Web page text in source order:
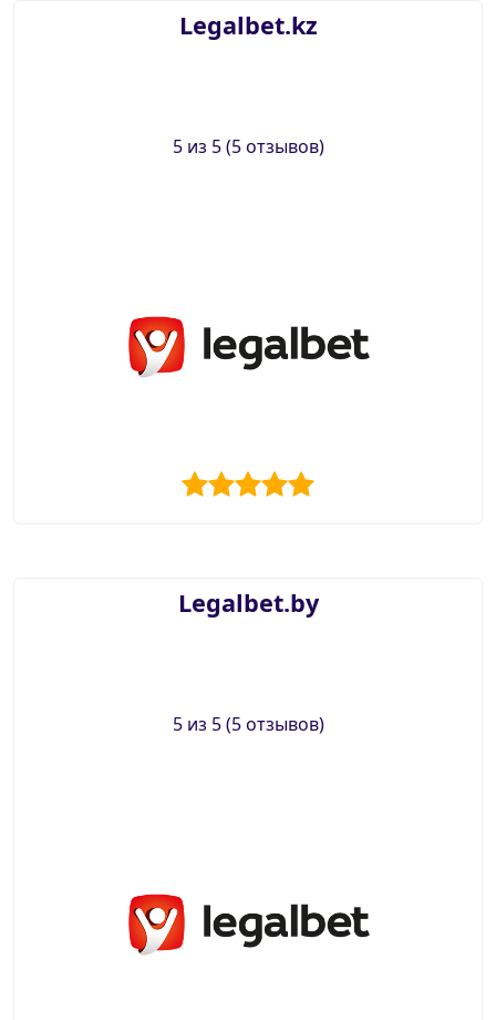
Legalbet.kz
5 из 5 (5 отзывов)
Legalbet.by
5 из 5 (5 отзывов)